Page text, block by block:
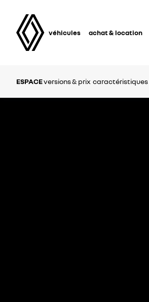
véhicules achat & location
ESPACEversions & prix caractéristiques